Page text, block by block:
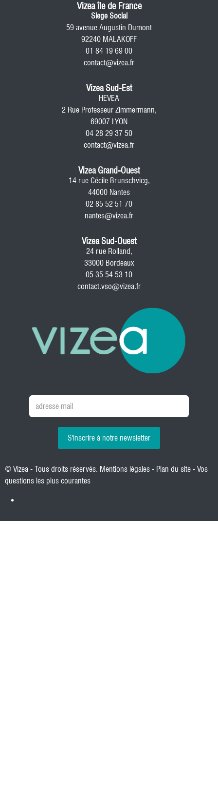
Vizea île de France
Siege Social
59 avenue Augustin Dumont
92240 MALAKOFF
01 84 19 69 00
contact@vizea.fr
Vizea Sud-Est
HEVEA
2 Rue Professeur Zimmermann,
69007 LYON
04 28 29 37 50
contact@vizea.fr
Vizea Grand-Ouest
14 rue Cécile Brunschvicg,
44000 Nantes
02 85 52 51 70
nantes@vizea.fr
Vizea Sud-Ouest
24 rue Rolland,
33000 Bordeaux
05 35 54 53 10
contact.vso@vizea.fr
S'inscrire à notre newsletter
© Vizea - Tous droits réservés. Mentions légales - Plan du site - Vos
questions les plus courantes